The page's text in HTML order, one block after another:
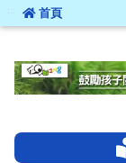
::: 首頁